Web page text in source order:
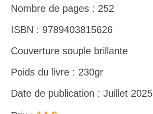
Nombre de pages : 252
ISBN : 9789403815626
Couverture souple brillante
Poids du livre : 230gr
Date de publication : Juillet 2025